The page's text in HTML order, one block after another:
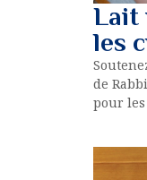
Lait
les
de
pour